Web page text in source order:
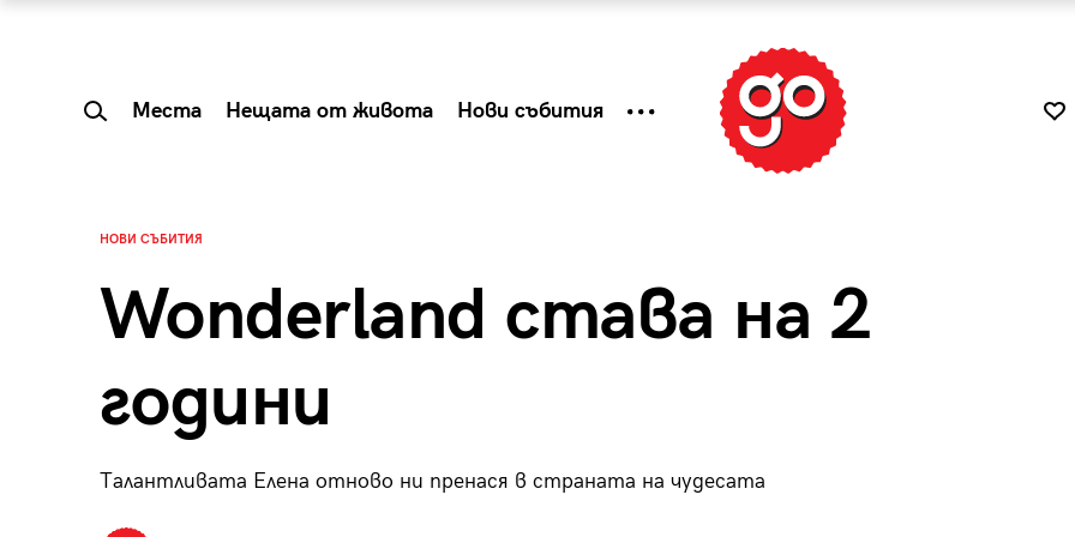
Места Нещата от живота Нови събития
НОВИ СЪБИТИЯ
Wonderland става на 2
години
Талантливата Елена отново ни пренася в страната на чудесата
Summer Prelude: как
Tender is the Wine – Какво